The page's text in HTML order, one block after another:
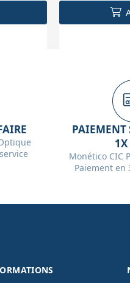
PAIEMENT
Monético CIC
Paiement en